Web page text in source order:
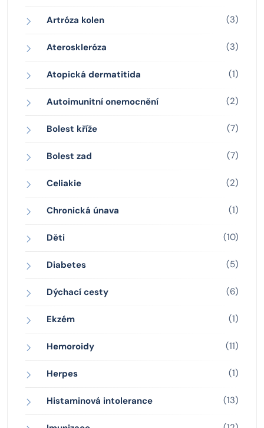
Artróza kolen (3)
Ateroskleróza (3)
Atopická dermatitida (1)
Autoimunitní onemocnění (2)
Bolest kříže (7)
Bolest zad (7)
Celiakie (2)
Chronická únava (1)
Děti (10)
Diabetes (5)
Dýchací cesty (6)
Ekzém (1)
Hemoroidy (11)
Herpes (1)
Histaminová intolerance (13)